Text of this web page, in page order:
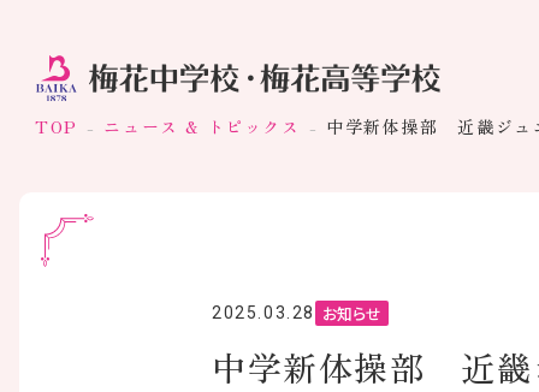
TOP ニュース & トピックス 中学新体操部 近畿ジ
2025.03.28 お知らせ
中学新体操部 近